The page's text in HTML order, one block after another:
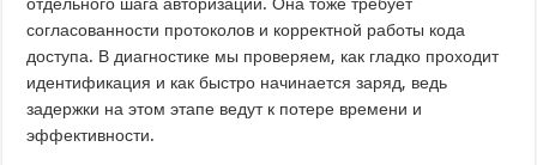
согласованности протоколов и корректной работы кода
доступа. В диагностике мы проверяем, как гладко проходит
идентификация и как быстро начинается заряд, ведь
задержки на этом этапе ведут к потере времени и
эффективности.